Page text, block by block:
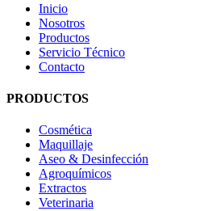
Inicio
Nosotros
Productos
Servicio Técnico
Contacto
PRODUCTOS
Cosmética
Maquillaje
Aseo & Desinfección
Agroquímicos
Extractos
Veterinaria